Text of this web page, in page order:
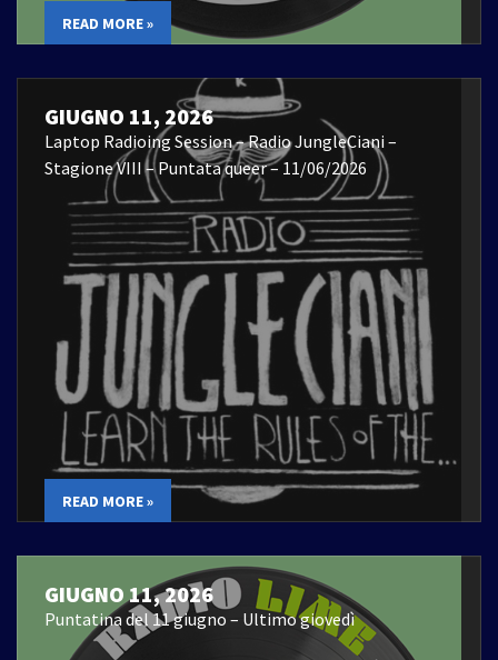
READ MORE »
GIUGNO 11, 2026
Laptop Radioing Session – Radio JungleCiani –
Stagione VIII – Puntata queer – 11/06/2026
READ MORE »
GIUGNO 11, 2026
Puntatina del 11 giugno – Ultimo giovedì